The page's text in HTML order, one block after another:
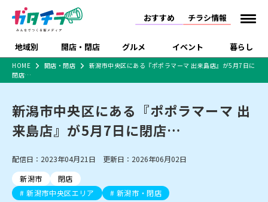
おすすめ チラシ情報
地域別 開店・閉店 グルメ イベント 暮らし
新潟市 下越
中越 上越
開店 閉店
リニューアル・移転 休業 開店まとめ
新潟市・開店
長岡市・閉店
上越市・開店
上越市・閉店
ラーメン 現地レポート
和食 洋食
体験・販売 祭り・伝統行事
趣味・展示会 ライブ・コンサート
施設・ショップ
住宅メーカー・工務
店
食品メーカー・県産
品
特売セール インタビュー
特集・まとめ記事
セツコママ ランキング
開店まとめ
閉店まとめ 人気記事まとめ
ショッピングモール・
大型施設
ドラッグストア・ホーム
センター
ファッション
HOME 開店・閉店
新潟市中央区にある『ポポラマーマ 出来島店』が5月7日に
閉店…
新潟市中央区にある『ポポラマーマ 出
来島店』が5月7日に閉店…
配信日：2023年04月21日 更新日：2026年06月02日
新潟市
閉店
新潟市中央区エリア
新潟市・閉店